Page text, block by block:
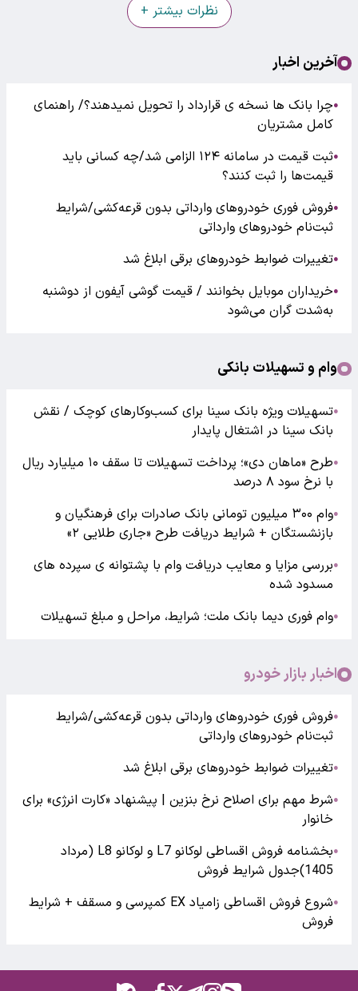
نظرات بیشتر +
آخرین اخبار
●چرا بانک ها نسخه ی قرارداد را تحویل نمیدهند؟/ راهنمای
کامل مشتریان
●
ثبت قیمت در سامانه ۱۲۴ الزامی شد/چه کسانی باید
قیمت‌ها را ثبت کنند؟
●فروش فوری خودروهای وارداتی بدون قرعه‌کشی/شرایط
ثبت‌نام خودروهای وارداتی
●تغییرات ضوابط خودروهای برقی ابلاغ شد
●خریداران موبایل بخوانند / قیمت گوشی آیفون از دوشنبه
به‌شدت گران‌ می‌شود
وام و تسهیلات بانکی
●تسهیلات ویژه بانک سینا برای کسب‌وکارهای کوچک / نقش
بانک سینا در اشتغال پایدار
●
طرح «ماهان دی»؛ پرداخت تسهیلات تا سقف ۱۰ میلیارد ریال
با نرخ سود ۸ درصد
●
وام ۳۰۰ میلیون تومانی بانک صادرات برای فرهنگیان و
بازنشستگان + شرایط دریافت طرح «جاری طلایی ۲»
●بررسی مزایا و معایب دریافت وام با پشتوانه ی سپرده های
مسدود شده
●وام فوری دیما بانک ملت؛ شرایط، مراحل و مبلغ تسهیلات
اخبار بازار خودرو
●فروش فوری خودروهای وارداتی بدون قرعه‌کشی/شرایط
ثبت‌نام خودروهای وارداتی
●تغییرات ضوابط خودروهای برقی ابلاغ شد
●شرط مهم برای اصلاح نرخ بنزین | پیشنهاد «کارت انرژی» برای
خانوار
●
بخشنامه فروش اقساطی لوکانو L7 و لوکانو L8 (مرداد
1405)جدول شرایط فروش
●
شروع فروش اقساطی زامیاد EX کمپرسی و مسقف + شرایط
فروش